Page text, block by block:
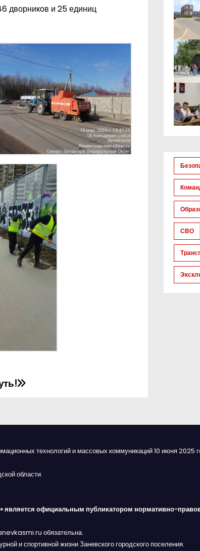
дворников и 25 единиц
СВО
технологий и массовых коммуникаций 10 июня 2025
области.
является официальным публикатором нормативно-
обязательна.
и спортивной жизни Заневского городского поселения.